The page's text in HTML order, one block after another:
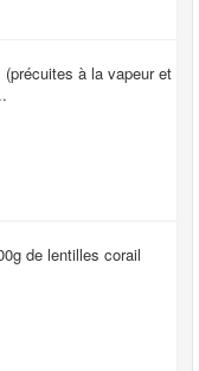
à la vapeur et
de lentilles corail